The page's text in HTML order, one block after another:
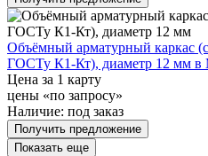
Объёмный арматурный каркас
ГОСТу К1-Кт), диаметр 12 мм в
Цена за 1 карту
цены «по запросу»
Наличие: под заказ
Получить предложение
Показать еще